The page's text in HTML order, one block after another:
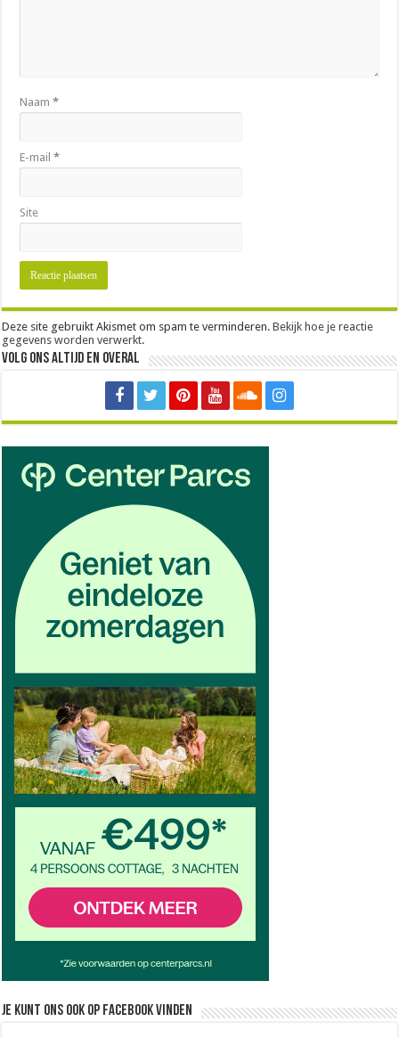
Naam*
E-mail*
Site
Deze site gebruikt Akismet om spam te verminderen.Bekijk hoe je reactie
gegevens worden verwerkt.
Volg ons altijd en overal
Je kunt ons ook op facebook vinden